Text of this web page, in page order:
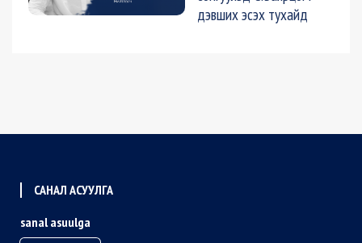
дэвших эсэх тухайд
САНАЛ АСУУЛГА
sanal asuulga